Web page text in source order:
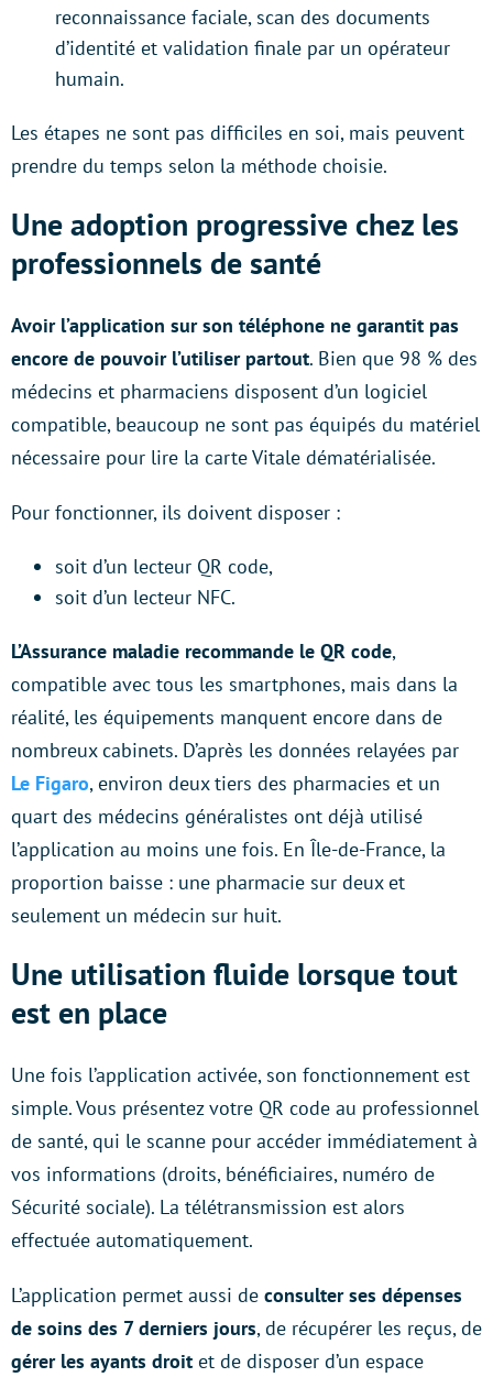
reconnaissance faciale, scan des documents
d’identité et validation finale par un opérateur
humain.
Les étapes ne sont pas difficiles en soi, mais peuvent
prendre du temps selon la méthode choisie.
Une adoption progressive chez les
professionnels de santé
Avoir l’application sur son téléphone ne garantit pas
encore de pouvoir l’utiliser partout. Bien que 98 % des
médecins et pharmaciens disposent d’un logiciel
compatible, beaucoup ne sont pas équipés du matériel
nécessaire pour lire la carte Vitale dématérialisée.
Pour fonctionner, ils doivent disposer :
soit d’un lecteur QR code,
soit d’un lecteur NFC.
L’Assurance maladie recommande le QR code,
compatible avec tous les smartphones, mais dans la
réalité, les équipements manquent encore dans de
nombreux cabinets. D’après les données relayées par
Le Figaro, environ deux tiers des pharmacies et un
quart des médecins généralistes ont déjà utilisé
l’application au moins une fois. En Île-de-France, la
proportion baisse : une pharmacie sur deux et
seulement un médecin sur huit.
Une utilisation fluide lorsque tout
est en place
Une fois l’application activée, son fonctionnement est
simple. Vous présentez votre QR code au professionnel
de santé, qui le scanne pour accéder immédiatement à
vos informations (droits, bénéficiaires, numéro de
Sécurité sociale). La télétransmission est alors
effectuée automatiquement.
L’application permet aussi de consulter ses dépenses
de soins des 7 derniers jours, de récupérer les reçus, de
gérer les ayants droit et de disposer d’un espace